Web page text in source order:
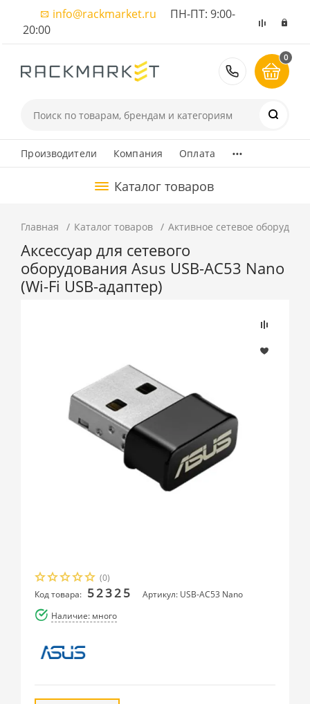
info@rackmarket.ru ПН-ПТ: 9:00-
20:00
8 (495)
0
Производители Компания Оплата ...
Каталог товаров
Главная Каталог товаров Активное сетевое
Аксессуар для сетевого
оборудования Asus USB-AC53 Nano
(Wi-Fi USB-адаптер)
(0)
Код товара: 52325
Артикул: USB-AC53 Nano
Наличие: много